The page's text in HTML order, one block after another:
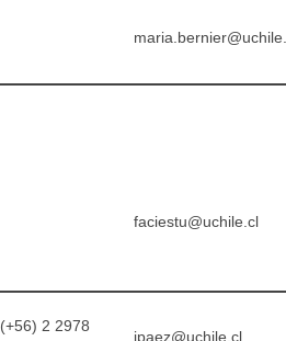
faciestu@uchile.cl
(+56) 2 2978
ipaez@uchile.cl